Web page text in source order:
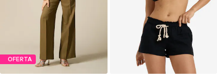
OFERTA